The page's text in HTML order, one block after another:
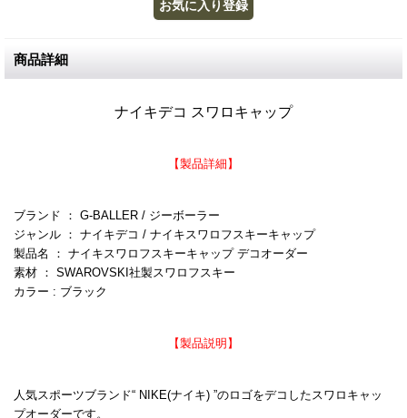
商品詳細
ナイキデコ スワロキャップ
【製品詳細】
ブランド ： G-BALLER / ジーボーラー
ジャンル ： ナイキデコ / ナイキスワロフスキーキャップ
製品名 ： ナイキスワロフスキーキャップ デコオーダー
素材 ： SWAROVSKI社製スワロフスキー
カラー : ブラック
【製品説明】
人気スポーツブランド“ NIKE(ナイキ) ”のロゴをデコしたスワロキャッ
プオーダーです。